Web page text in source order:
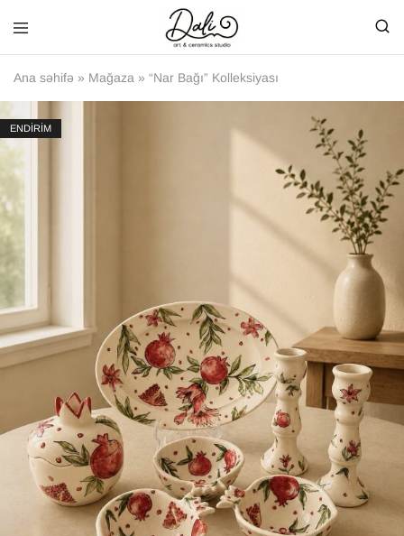
Ana səhifə » Mağaza » “Nar Bağı” Kolleksiyası
ENDİRİM